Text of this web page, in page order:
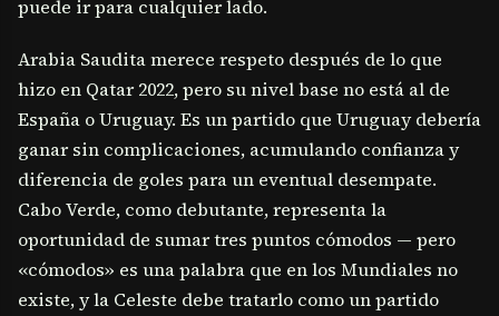
puede ir para cualquier lado.
Arabia Saudita merece respeto después de lo que
hizo en Qatar 2022, pero su nivel base no está al de
España o Uruguay. Es un partido que Uruguay debería
ganar sin complicaciones, acumulando confianza y
diferencia de goles para un eventual desempate.
Cabo Verde, como debutante, representa la
oportunidad de sumar tres puntos cómodos — pero
«cómodos» es una palabra que en los Mundiales no
existe, y la Celeste debe tratarlo como un partido